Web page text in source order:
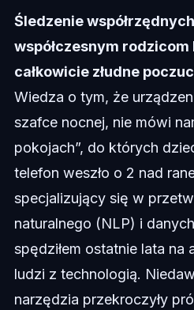
Śledzenie
współczesnym rodzicom
całkowicie złudne
Wiedza o tym, że
szafce nocnej, nie mówi
pokojach”, do których
telefon weszło o 2 nad
specjalizujący się w
naturalnego (NLP) i
spędziłem ostatnie lata na
ludzi z technologią.
narzędzia przekroczyły